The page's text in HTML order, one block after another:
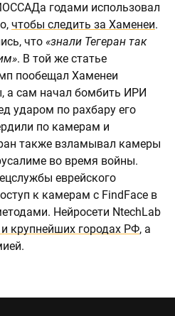
годами использовал
чтобы следить за Хаменеи.
что «знали Тегеран так
. В той же статье
пообещал Хаменеи
а сам начал бомбить ИРИ
ударом по рахбару его
по камерам и
также взламывал камеры
во время войны.
еврейского
к камерам с FindFace в
Нейросети NtechLab
крупнейших городах РФ, а